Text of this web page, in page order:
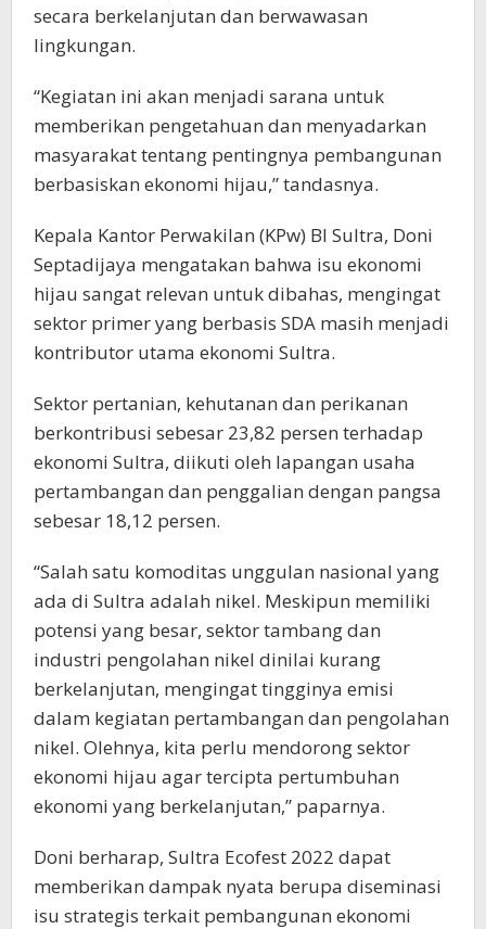
secara berkelanjutan dan berwawasan
lingkungan.
“Kegiatan ini akan menjadi sarana untuk
memberikan pengetahuan dan menyadarkan
masyarakat tentang pentingnya pembangunan
berbasiskan ekonomi hijau,” tandasnya.
Kepala Kantor Perwakilan (KPw) BI Sultra, Doni
Septadijaya mengatakan bahwa isu ekonomi
hijau sangat relevan untuk dibahas, mengingat
sektor primer yang berbasis SDA masih menjadi
kontributor utama ekonomi Sultra.
Sektor pertanian, kehutanan dan perikanan
berkontribusi sebesar 23,82 persen terhadap
ekonomi Sultra, diikuti oleh lapangan usaha
pertambangan dan penggalian dengan pangsa
sebesar 18,12 persen.
“Salah satu komoditas unggulan nasional yang
ada di Sultra adalah nikel. Meskipun memiliki
potensi yang besar, sektor tambang dan
industri pengolahan nikel dinilai kurang
berkelanjutan, mengingat tingginya emisi
dalam kegiatan pertambangan dan pengolahan
nikel. Olehnya, kita perlu mendorong sektor
ekonomi hijau agar tercipta pertumbuhan
ekonomi yang berkelanjutan,” paparnya.
Doni berharap, Sultra Ecofest 2022 dapat
memberikan dampak nyata berupa diseminasi
isu strategis terkait pembangunan ekonomi